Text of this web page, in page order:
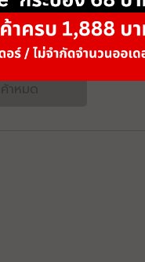
- +